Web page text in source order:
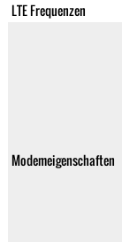
LTE Frequenzen
Modemeigenschaften